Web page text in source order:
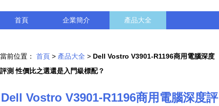
首頁 企業簡介 產品大全
當前位置： 首頁 > 產品大全 > Dell Vostro V3901-R1196商用電腦深度
評測 性價比之選還是入門級標配？
Dell Vostro V3901-R1196商用電腦深度評